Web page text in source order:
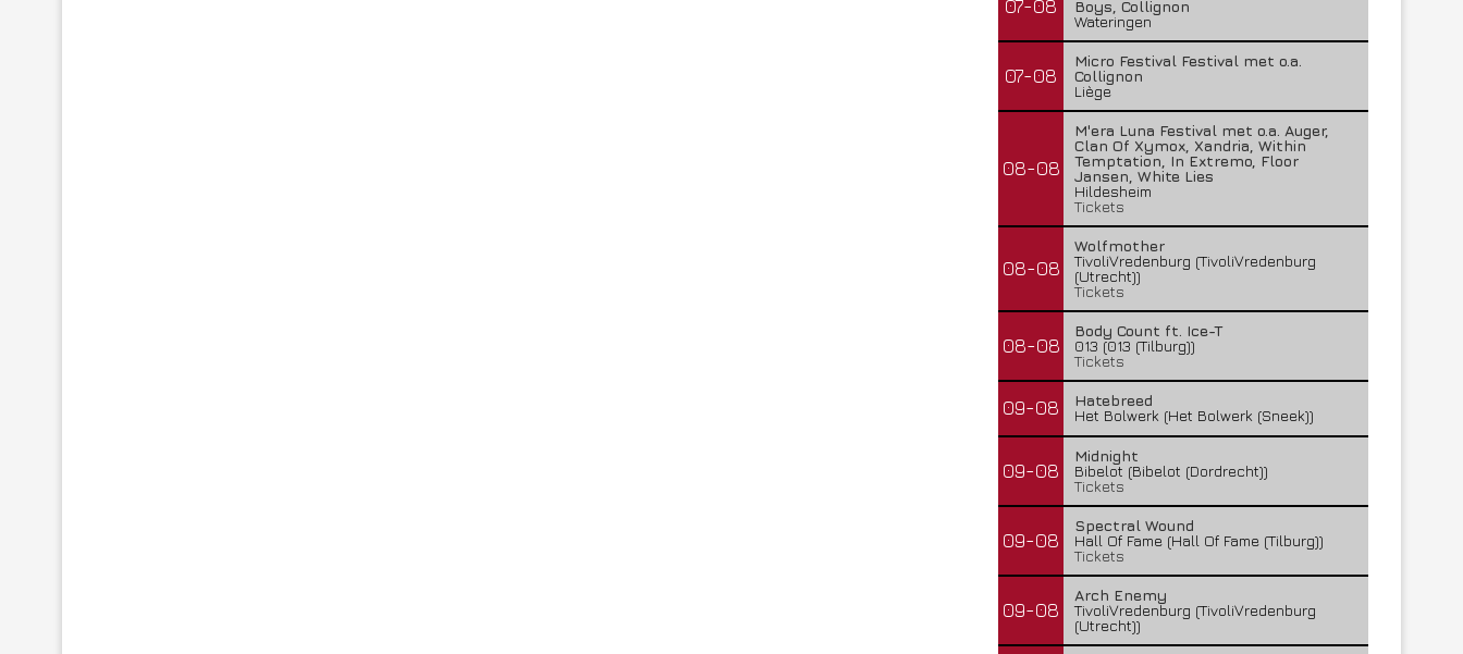
07-08
Boys, Collignon
Wateringen
07-08
Micro Festival Festival met o.a.
Collignon
Liège
08-08
M'era Luna Festival met o.a. Auger,
Clan Of Xymox, Xandria, Within
Temptation, In Extremo, Floor
Jansen, White Lies
Hildesheim
Tickets
08-08
Wolfmother
TivoliVredenburg (TivoliVredenburg
(Utrecht))
Tickets
08-08
Body Count ft. Ice-T
013 (013 (Tilburg))
Tickets
09-08
Hatebreed
Het Bolwerk (Het Bolwerk (Sneek))
09-08
Midnight
Bibelot (Bibelot (Dordrecht))
Tickets
09-08
Spectral Wound
Hall Of Fame (Hall Of Fame (Tilburg))
Tickets
09-08
Arch Enemy
TivoliVredenburg (TivoliVredenburg
(Utrecht))